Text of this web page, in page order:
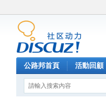
公路邦首頁 活動回顧